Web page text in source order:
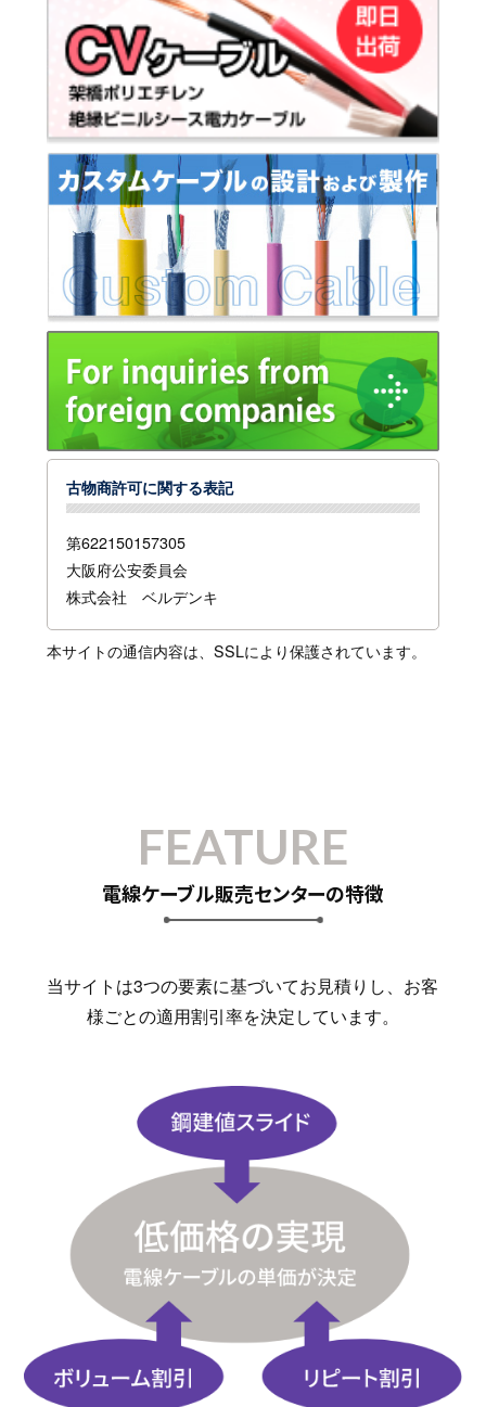
古物商許可に関する表記
第622150157305
大阪府公安委員会
株式会社 ベルデンキ
本サイトの通信内容は、SSLにより保護されています。
FEATURE
電線ケーブル販売センターの特徴
当サイトは3つの要素に基づいてお見積りし、お客
様ごとの適用割引率を決定しています。